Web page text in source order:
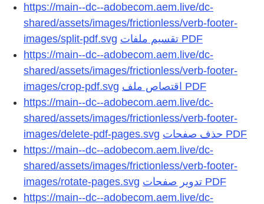
https://main--dc--adobecom.aem.live/dc-
shared/assets/images/frictionless/verb-footer-
images/split-pdf.svg
https://main--dc--adobecom.aem.live/dc-
shared/assets/images/frictionless/verb-footer-
images/crop-pdf.svg
https://main--dc--adobecom.aem.live/dc-
shared/assets/images/frictionless/verb-footer-
images/delete-pdf-pages.svg
https://main--dc--adobecom.aem.live/dc-
shared/assets/images/frictionless/verb-footer-
images/rotate-pages.svg
https://main--dc--adobecom.aem.live/dc-